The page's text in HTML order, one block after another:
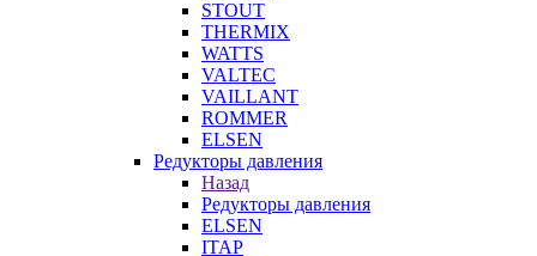
STOUT
THERMIX
WATTS
VALTEC
VAILLANT
ROMMER
ELSEN
Редукторы давления
Назад
Редукторы давления
ELSEN
ITAP